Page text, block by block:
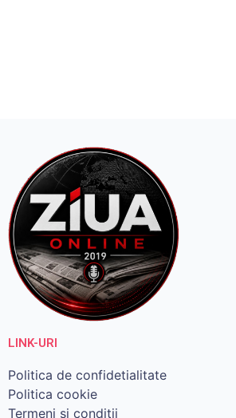
LINK-URI
Politica de confidetialitate
Politica cookie
Termeni si conditii